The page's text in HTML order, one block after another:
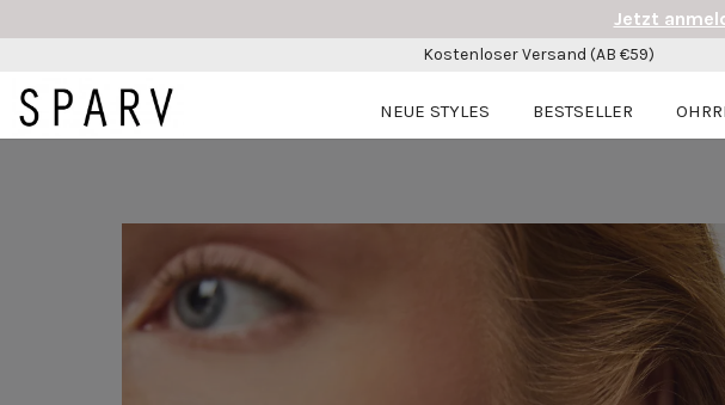
Jetzt
Kostenloser Versand (AB €59)
NEUE STYLES BESTSELLER